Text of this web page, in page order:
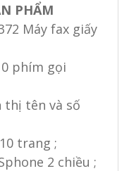
PHẨM
Máy fax giấy
phím gọi
thị tên và số
trang ;
2 chiều ;